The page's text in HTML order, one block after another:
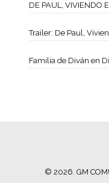
DE PAUL, VIVIENDO
Trailer: De Paul,
Familia de Diván en
© 2026. GM